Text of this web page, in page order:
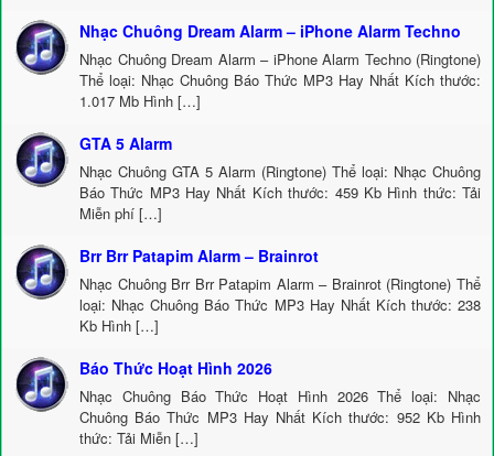
Nhạc Chuông Dream Alarm – iPhone Alarm Techno
Nhạc Chuông Dream Alarm – iPhone Alarm Techno (Ringtone)
Thể loại: Nhạc Chuông Báo Thức MP3 Hay Nhất Kích thước:
1.017 Mb Hình […]
GTA 5 Alarm
Nhạc Chuông GTA 5 Alarm (Ringtone) Thể loại: Nhạc Chuông
Báo Thức MP3 Hay Nhất Kích thước: 459 Kb Hình thức: Tải
Miễn phí […]
Brr Brr Patapim Alarm – Brainrot
Nhạc Chuông Brr Brr Patapim Alarm – Brainrot (Ringtone) Thể
loại: Nhạc Chuông Báo Thức MP3 Hay Nhất Kích thước: 238
Kb Hình […]
Báo Thức Hoạt Hình 2026
Nhạc Chuông Báo Thức Hoạt Hình 2026 Thể loại: Nhạc
Chuông Báo Thức MP3 Hay Nhất Kích thước: 952 Kb Hình
thức: Tải Miễn […]